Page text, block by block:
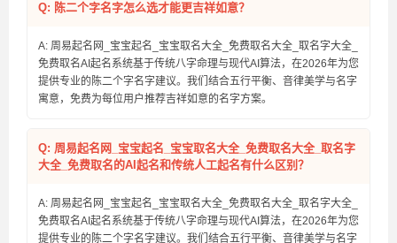
Q: 陈二个字名字怎么选才能更吉祥如意？
A: 周易起名网_宝宝起名_宝宝取名大全_免费取名大全_取名字大全_
免费取名AI起名系统基于传统八字命理与现代AI算法，在2026年为您
提供专业的陈二个字名字建议。我们结合五行平衡、音律美学与名字
寓意，免费为每位用户推荐吉祥如意的名字方案。
Q: 周易起名网_宝宝起名_宝宝取名大全_免费取名大全_取名字
大全_免费取名的AI起名和传统人工起名有什么区别？
A: 周易起名网_宝宝起名_宝宝取名大全_免费取名大全_取名字大全_
免费取名AI起名系统基于传统八字命理与现代AI算法，在2026年为您
提供专业的陈二个字名字建议。我们结合五行平衡、音律美学与名字